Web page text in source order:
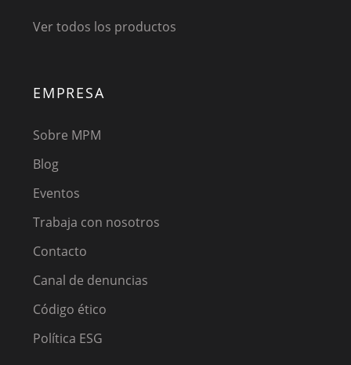
Ver todos los productos
EMPRESA
Sobre MPM
Blog
Eventos
Trabaja con nosotros
Contacto
Canal de denuncias
Código ético
Política ESG